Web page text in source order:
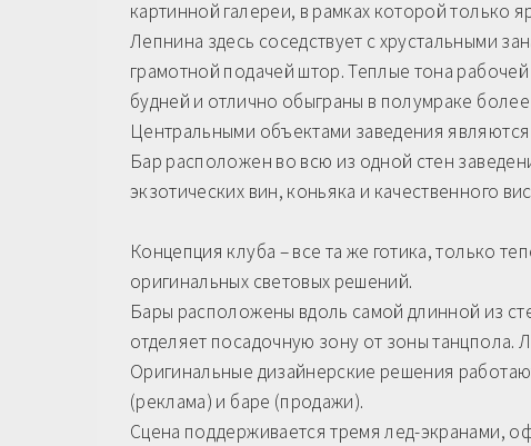
картинной галереи, в рамках которой только
Лепнина здесь соседствует с хрустальными
грамотной подачей штор. Теплые тона
будней и отлично обыграны в полумраке
Центральными объектами заведения являются
Бар расположен во всю из одной стен
экзотических вин, коньяка и качественного
Концепция клуба – все та же готика, только
оригинальных световых решений.
Бары расположены вдоль самой длинной из
отделяет посадочную зону от зоны танцпола.
Оригинальные дизайнерские решения
(реклама) и баре (продажи).
Сцена поддерживается тремя лед-экранами,